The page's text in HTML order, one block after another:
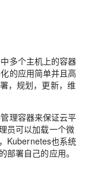
多个主机上的容器
的应用简单并且高
，规划，更新，维
理容器来保证云平
员可以加载一个微
Kubernetes也系统
署自己的应用。